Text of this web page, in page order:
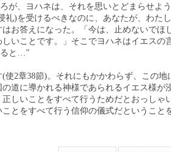
が、ヨハネは、それを思いとどまらせよう
礼)を受けるべきなのに、あなたが、わたし
お答えになった。「今は、止めないでほ
いことです。」そこでヨハネはイエスの
ると…”
2章38節)。それにもかかわらず、この地
道に導かれる神様であられるイエス様が
しいことをすべて行うためだとおっしゃ
とをすべて行う信仰の儀式だということ